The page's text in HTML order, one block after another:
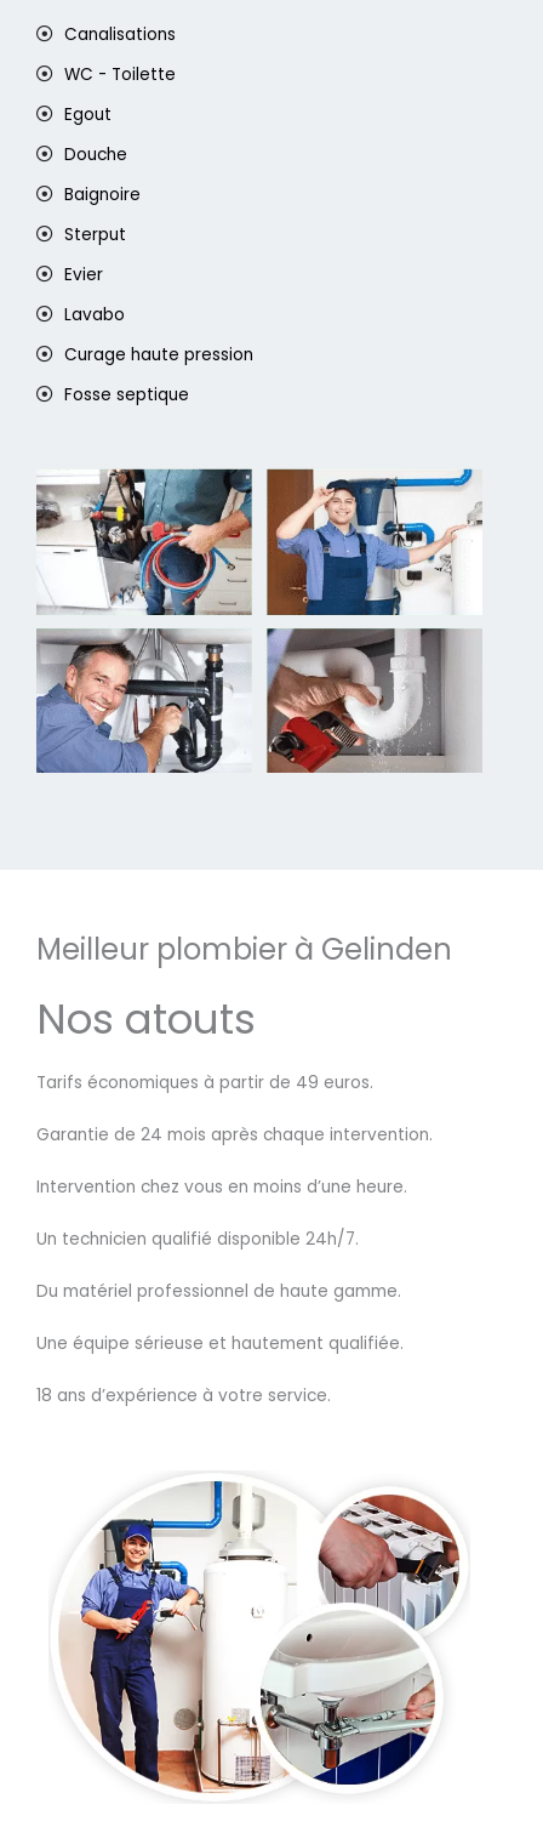
Canalisations
WC - Toilette
Egout
Douche
Baignoire
Sterput
Evier
Lavabo
Curage haute pression
Fosse septique
Meilleur plombier à Gelinden
Nos atouts
Tarifs économiques à partir de 49 euros.
Garantie de 24 mois après chaque intervention.
Intervention chez vous en moins d’une heure.
Un technicien qualifié disponible 24h/7.
Du matériel professionnel de haute gamme.
Une équipe sérieuse et hautement qualifiée.
18 ans d’expérience à votre service.